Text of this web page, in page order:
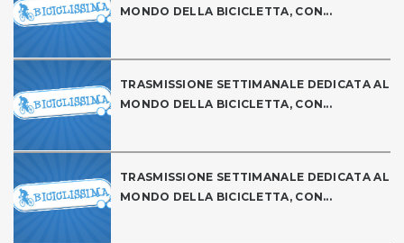
MONDO DELLA BICICLETTA, CON...
TRASMISSIONE SETTIMANALE DEDICATA AL
MONDO DELLA BICICLETTA, CON...
TRASMISSIONE SETTIMANALE DEDICATA AL
MONDO DELLA BICICLETTA, CON...